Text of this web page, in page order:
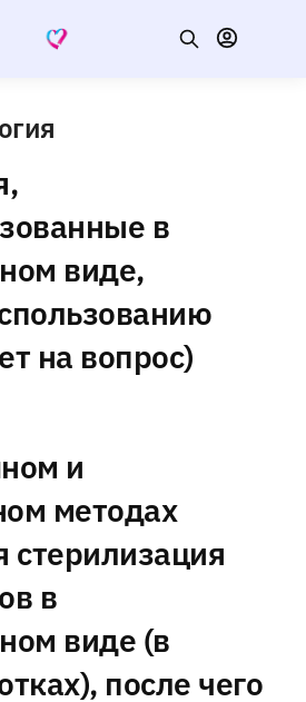
в
виде,
на вопрос)
и
методах
стерилизация
в
виде (в
после чего